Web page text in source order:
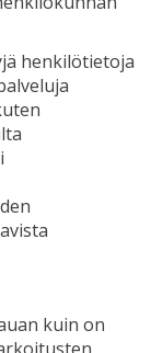
henkilötietoja
kuin on